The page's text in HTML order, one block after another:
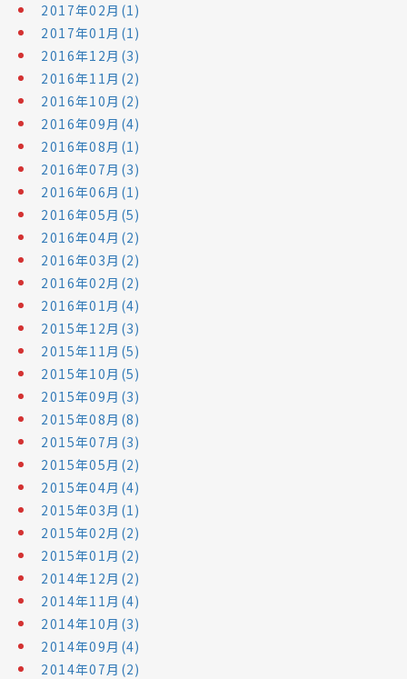
2017年02月(1)
2017年01月(1)
2016年12月(3)
2016年11月(2)
2016年10月(2)
2016年09月(4)
2016年08月(1)
2016年07月(3)
2016年06月(1)
2016年05月(5)
2016年04月(2)
2016年03月(2)
2016年02月(2)
2016年01月(4)
2015年12月(3)
2015年11月(5)
2015年10月(5)
2015年09月(3)
2015年08月(8)
2015年07月(3)
2015年05月(2)
2015年04月(4)
2015年03月(1)
2015年02月(2)
2015年01月(2)
2014年12月(2)
2014年11月(4)
2014年10月(3)
2014年09月(4)
2014年07月(2)